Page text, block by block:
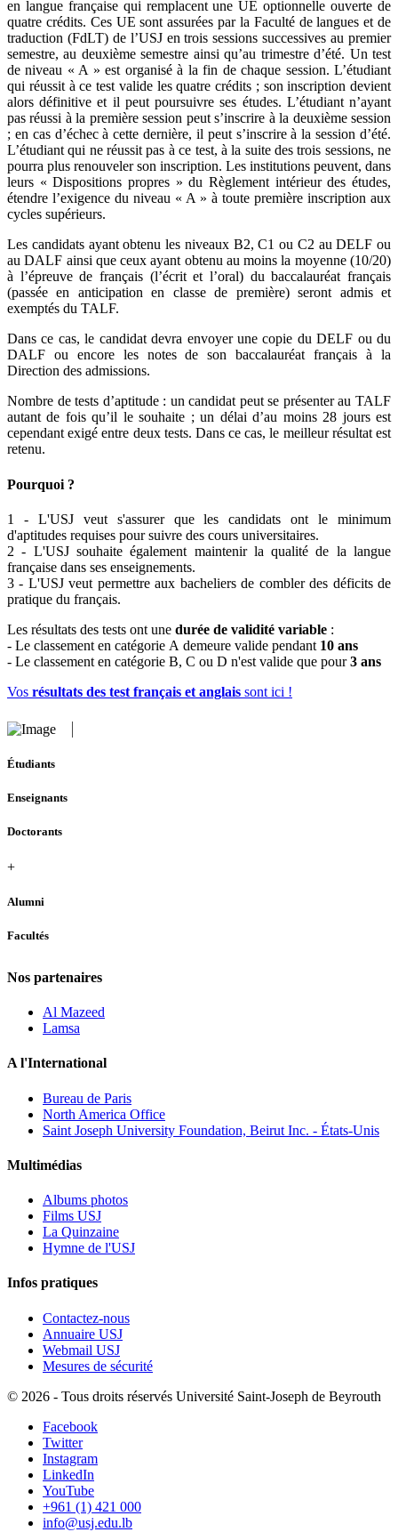
en langue française qui remplacent une UE optionnelle ouverte de
quatre crédits. Ces UE sont assurées par la Faculté de langues et de
traduction (FdLT) de l’USJ en trois sessions successives au premier
semestre, au deuxième semestre ainsi qu’au trimestre d’été. Un test
de niveau « A » est organisé à la fin de chaque session. L’étudiant
qui réussit à ce test valide les quatre crédits ; son inscription devient
alors définitive et il peut poursuivre ses études. L’étudiant n’ayant
pas réussi à la première session peut s’inscrire à la deuxième session
; en cas d’échec à cette dernière, il peut s’inscrire à la session d’été.
L’étudiant qui ne réussit pas à ce test, à la suite des trois sessions, ne
pourra plus renouveler son inscription. Les institutions peuvent, dans
leurs « Dispositions propres » du Règlement intérieur des études,
étendre l’exigence du niveau « A » à toute première inscription aux
cycles supérieurs.
Les candidats ayant obtenu les niveaux B2, C1 ou C2 au DELF ou
au DALF ainsi que ceux ayant obtenu au moins la moyenne (10/20)
à l’épreuve de français (l’écrit et l’oral) du baccalauréat français
(passée en anticipation en classe de première) seront admis et
exemptés du TALF.
Dans ce cas, le candidat devra envoyer une copie du DELF ou du
DALF ou encore les notes de son baccalauréat français à la
Direction des admissions.
Nombre de tests d’aptitude : un candidat peut se présenter au TALF
autant de fois qu’il le souhaite ; un délai d’au moins 28 jours est
cependant exigé entre deux tests. Dans ce cas, le meilleur résultat est
retenu.
Pourquoi ?
1 - L'USJ veut s'assurer que les candidats ont le minimum
d'aptitudes requises pour suivre des cours universitaires.
2 - L'USJ souhaite également maintenir la qualité de la langue
française dans ses enseignements.
3 - L'USJ veut permettre aux bacheliers de combler des déficits de
pratique du français.
Les résultats des tests ont une durée de validité variable :
- Le classement en catégorie A demeure valide pendant 10 ans
- Le classement en catégorie B, C ou D n'est valide que pour3 ans
Vos résultats des test français et anglais sont ici !
Étudiants
Enseignants
Doctorants
+
Alumni
Facultés
Nos partenaires
Al Mazeed
Lamsa
A l'International
Bureau de Paris
North America Office
Saint Joseph University Foundation, Beirut Inc. - États-Unis
Multimédias
Albums photos
Films USJ
La Quinzaine
Hymne de l'USJ
Infos pratiques
Contactez-nous
Annuaire USJ
Webmail USJ
Mesures de sécurité
© 2026 - Tous droits réservés Université Saint-Joseph de Beyrouth
Facebook
Twitter
Instagram
LinkedIn
YouTube
+961 (1) 421 000
info@usj.edu.lb